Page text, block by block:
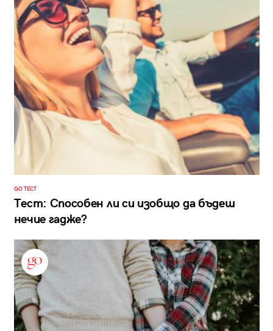
GO ТЕСТ
Тест: Способен ли си изобщо да бъдеш
нечие гадже?